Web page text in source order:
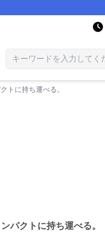
トに持ち運べる。
パクトに持ち運べる。